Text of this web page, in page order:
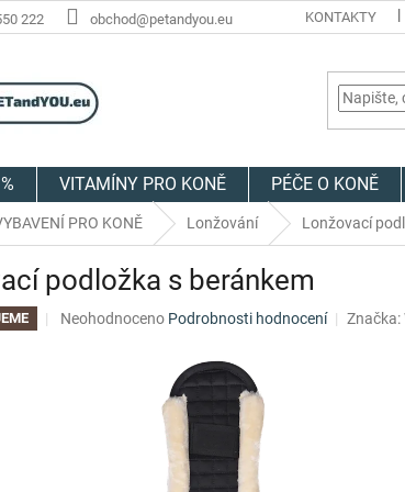
222 obchod@petandyou.eu KONTAKTY
VITAMÍNY PRO KONĚ PÉČE O KONĚ
PRO KONĚ Lonžování Lonžovací
podložka s beránkem
Průměrné
Neohodnoceno Podrobnosti hodnocení Značka: